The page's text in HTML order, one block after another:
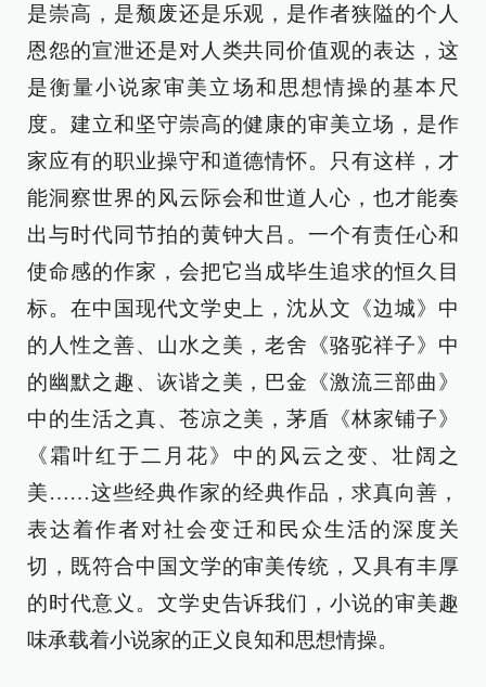
是崇高，是颓废还是乐观，是作者狭隘的个人
恩怨的宣泄还是对人类共同价值观的表达，这
是衡量小说家审美立场和思想情操的基本尺
度。建立和坚守崇高的健康的审美立场，是作
家应有的职业操守和道德情怀。只有这样，才
能洞察世界的风云际会和世道人心，也才能奏
出与时代同节拍的黄钟大吕。一个有责任心和
使命感的作家，会把它当成毕生追求的恒久目
标。在中国现代文学史上，沈从文《边城》中
的人性之善、山水之美，老舍《骆驼祥子》中
的幽默之趣、诙谐之美，巴金《激流三部曲》
中的生活之真、苍凉之美，茅盾《林家铺子》
《霜叶红于二月花》中的风云之变、壮阔之
美……这些经典作家的经典作品，求真向善，
表达着作者对社会变迁和民众生活的深度关
切，既符合中国文学的审美传统，又具有丰厚
的时代意义。文学史告诉我们，小说的审美趣
味承载着小说家的正义良知和思想情操。